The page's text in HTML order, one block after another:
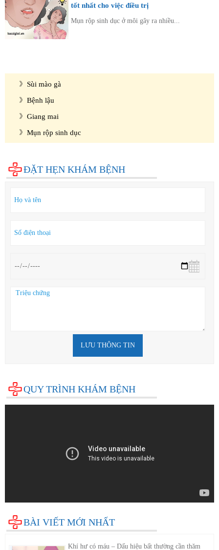
tốt nhất cho việc điều trị
Mụn rộp sinh dục ở môi gây ra nhiều...
Sùi mào gà
Bệnh lậu
Giang mai
Mụn rộp sinh dục
ĐẶT HẸN KHÁM BỆNH
LƯU THÔNG TIN
QUY TRÌNH KHÁM BỆNH
BÀI VIẾT MỚI NHẤT
Khí hư có máu – Dấu hiệu bất thường cần thăm